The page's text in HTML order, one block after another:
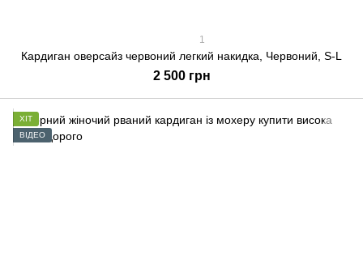
1
Кардиган оверсайз червоний легкий накидка, Червоний, S-L
2 500 грн
ХІТ
ВІДЕО